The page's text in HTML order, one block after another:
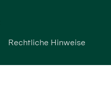
Rechtliche Hinweise